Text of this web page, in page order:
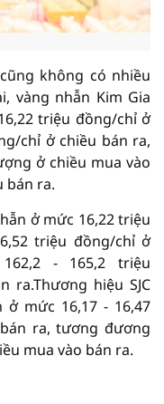
không có nhiều
vàng nhẫn Kim Gia
triệu đồng/chỉ ở
chỉ ở chiều bán ra,
ở chiều mua vào
bán ra.
ở mức 16,22 triệu
triệu đồng/chỉ ở
- 165,2 triệu
ra.Thương hiệu SJC
mức 16,17 - 16,47
ra, tương đương
mua vào bán ra.